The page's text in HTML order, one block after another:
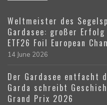
Weltmeister des
Gardasee: großer
ETF26 Foil European
14 June 2026
Der Gardasee entfacht
Garda schreibt
Grand Prix 2026